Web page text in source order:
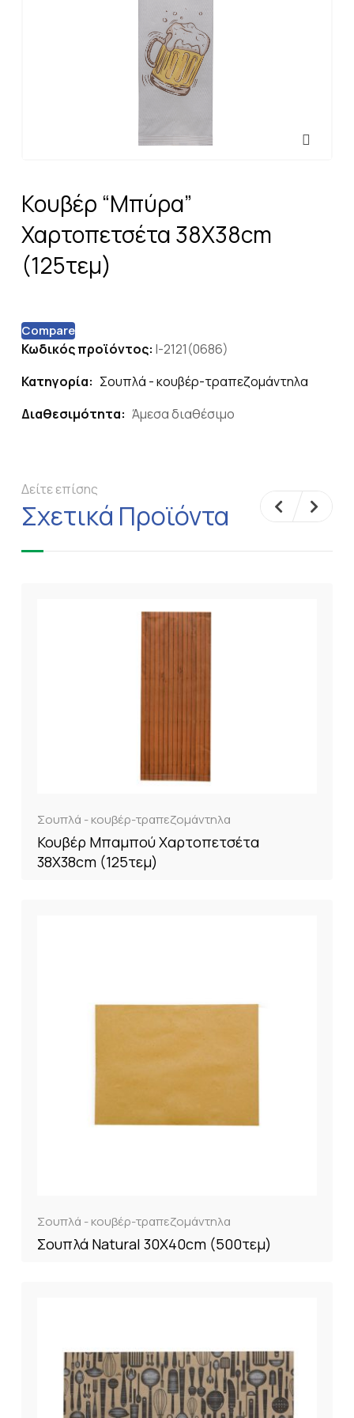
Κουβέρ “Μπύρα”
Χαρτοπετσέτα 38X38cm
(125τεμ)
Compare
Κωδικός προϊόντος: I-2121(0686)
Κατηγορία: Σουπλά - κουβέρ-τραπεζομάντηλα
Διαθεσιμότητα: Άμεσα διαθέσιμο
Δείτε επίσης
Σχετικά Προϊόντα
Σουπλά - κουβέρ-τραπεζομάντηλα
Κουβέρ Μπαμπού Χαρτοπετσέτα
38Χ38cm (125τεμ)
Σουπλά - κουβέρ-τραπεζομάντηλα
Σουπλά Natural 30Χ40cm (500τεμ)